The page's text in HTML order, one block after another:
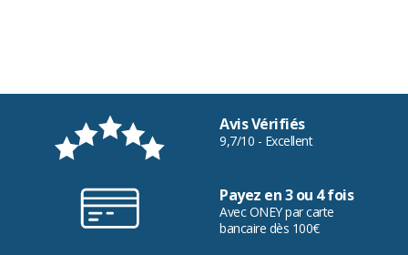
Avis Vérifiés
9,7/10 - Excellent
Payez en 3 ou 4 fois
Avec ONEY par carte
bancaire dès 100€